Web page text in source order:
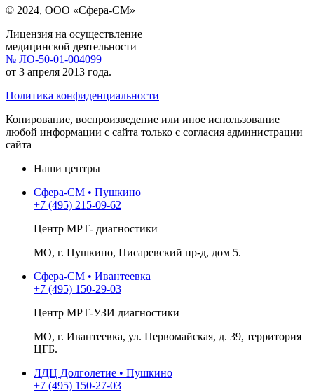
© 2024, ООО «Сфера-СМ»
Лицензия на осуществление
медицинской деятельности
№ ЛО-50-01-004099
от 3 апреля 2013 года.
Политика конфиденциальности
Копирование, воспроизведение или иное использование
любой информации с сайта только с согласия администрации
сайта
Наши центры
Сфера-СМ • Пушкино
+7 (495) 215-09-62
Центр МРТ- диагностики
МО, г. Пушкино, Писаревский пр-д, дом 5.
Сфера-СМ • Ивантеевка
+7 (495) 150-29-03
Центр МРТ-УЗИ диагностики
МО, г. Ивантеевка, ул. Первомайская, д. 39, территория
ЦГБ.
ЛДЦ Долголетие • Пушкино
+7 (495) 150-27-03